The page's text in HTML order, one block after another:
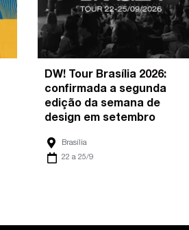
DW! Tour Brasília 2026:
confirmada a segunda
edição da semana de
design em setembro
Brasília
22 a 25/9